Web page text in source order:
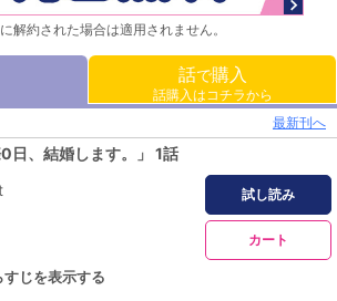
解約された場合は適用されません。
話で購入
話購入はコチラから
最新刊へ
0日、結婚します。」 1話
試し読み
カート
すじを表示する